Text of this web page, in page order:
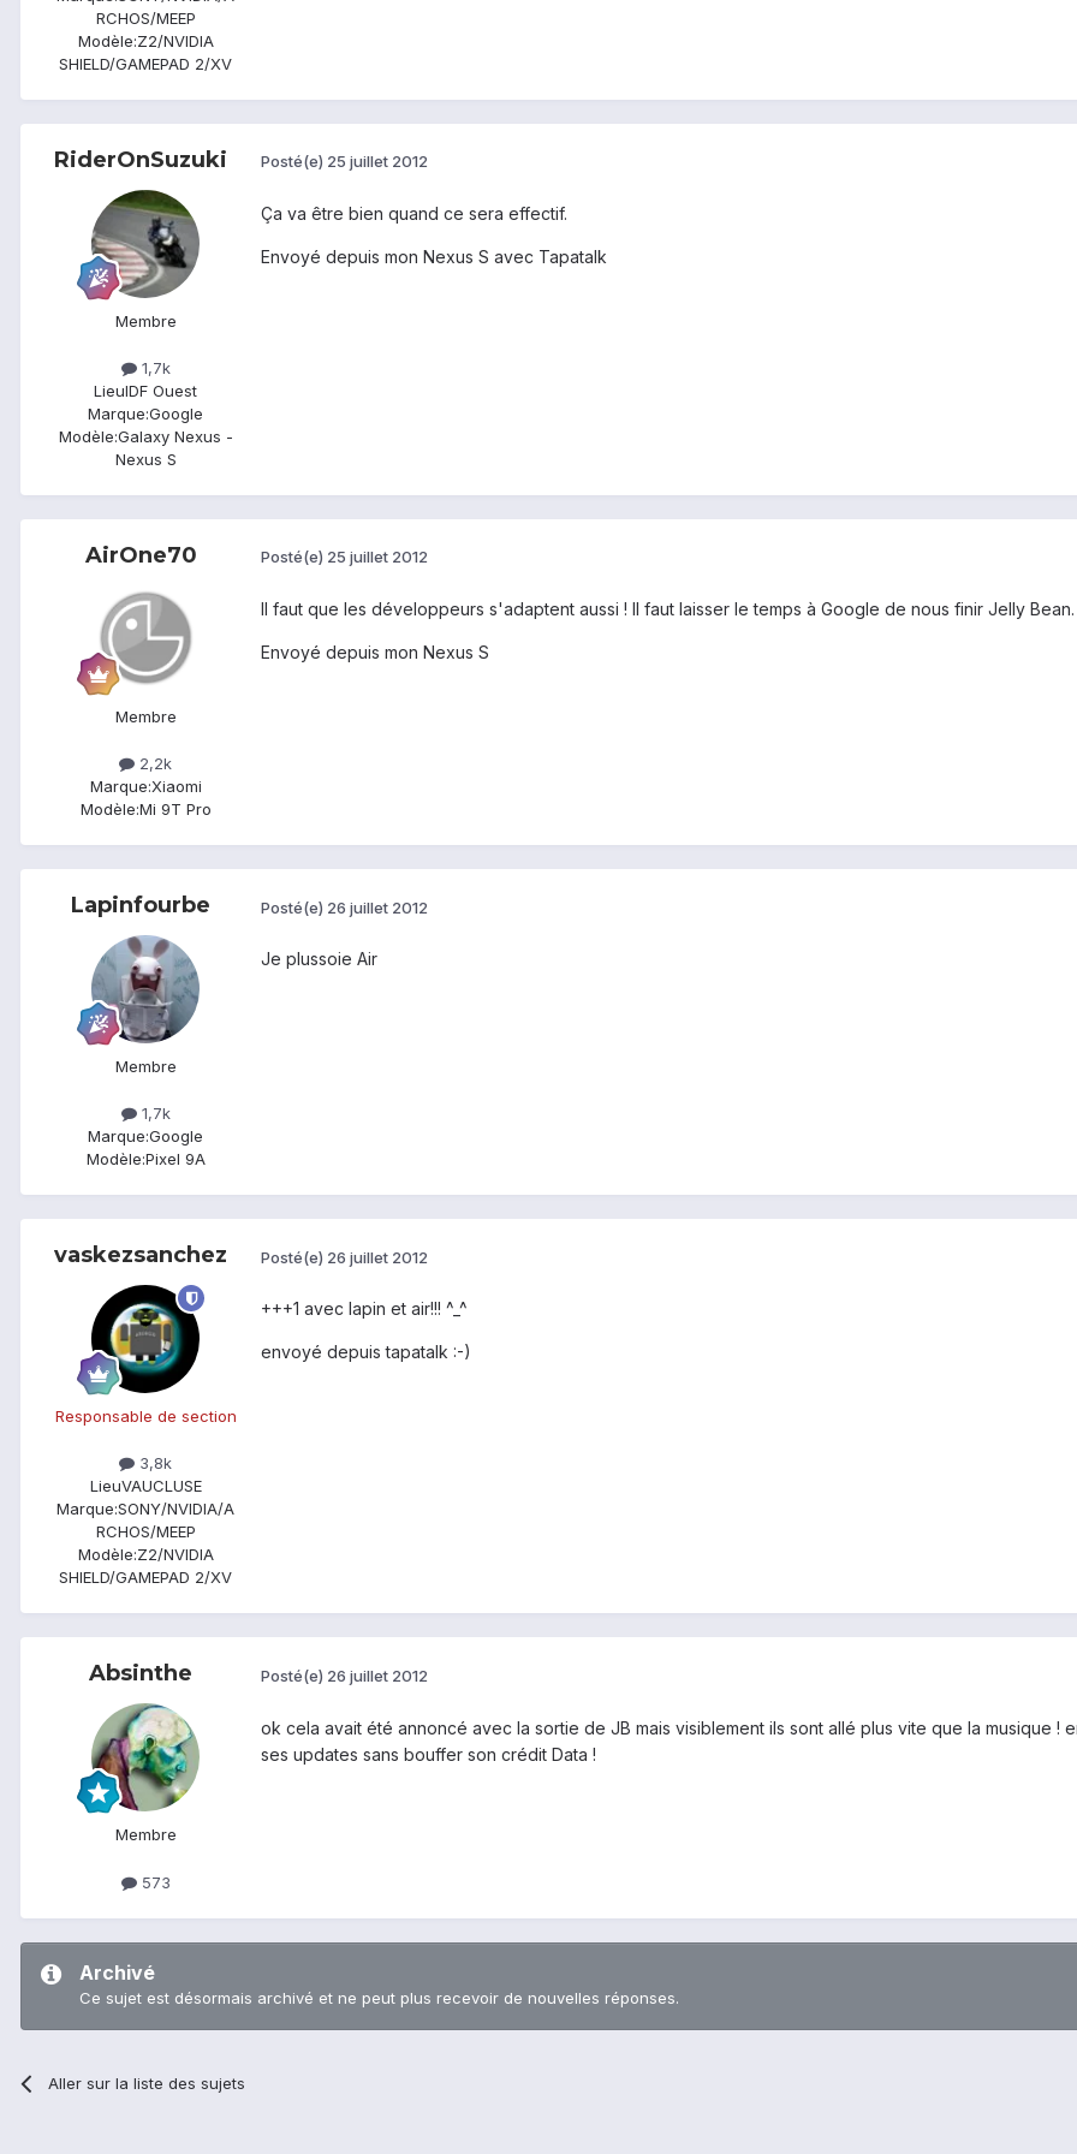
RCHOS/MEEP
Modèle:Z2/NVIDIA
SHIELD/GAMEPAD 2/XV
RiderOnSuzuki
Membre
1,7k
LieuIDF Ouest
Marque:Google
Modèle:Galaxy Nexus -
Nexus S
Posté(e) 25 juillet 2012
Ça va être bien quand ce sera effectif.
Envoyé depuis mon Nexus S avec Tapatalk
AirOne70
Membre
2,2k
Marque:Xiaomi
Modèle:Mi 9T Pro
Posté(e) 25 juillet 2012
Il faut que les développeurs s'adaptent aussi ! Il faut laisser le temps à Google de nous finir Jelly
Envoyé depuis mon Nexus S
Lapinfourbe
Membre
1,7k
Marque:Google
Modèle:Pixel 9A
Posté(e) 26 juillet 2012
Je plussoie Air
vaskezsanchez
Responsable de section
3,8k
LieuVAUCLUSE
Marque:SONY/NVIDIA/A
RCHOS/MEEP
Modèle:Z2/NVIDIA
SHIELD/GAMEPAD 2/XV
Posté(e) 26 juillet 2012
+++1 avec lapin et air!!! ^_^
envoyé depuis tapatalk :-)
Absinthe
Membre
573
Posté(e) 26 juillet 2012
ok cela avait été annoncé avec la sortie de JB mais visiblement ils sont allé plus vite que la musique
ses updates sans bouffer son crédit Data !
Archivé
Ce sujet est désormais archivé et ne peut plus recevoir de nouvelles réponses.
Aller sur la liste des sujets